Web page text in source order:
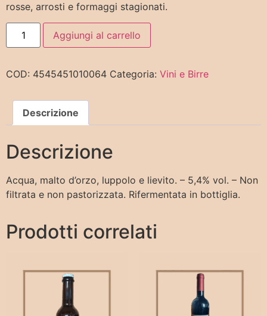
rosse, arrosti e formaggi stagionati.
Aggiungi al carrello
COD: 4545451010064 Categoria: Vini e Birre
Descrizione
Descrizione
Acqua, malto d’orzo, luppolo e lievito. – 5,4% vol. – Non
filtrata e non pastorizzata. Rifermentata in bottiglia.
Prodotti correlati